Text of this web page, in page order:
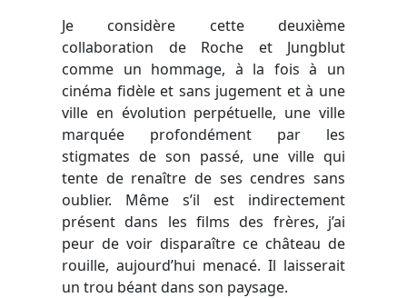
Je considère cette deuxième
collaboration de Roche et Jungblut
comme un hommage, à la fois à un
cinéma fidèle et sans jugement et à une
ville en évolution perpétuelle, une ville
marquée profondément par les
stigmates de son passé, une ville qui
tente de renaître de ses cendres sans
oublier. Même s’il est indirectement
présent dans les films des frères, j’ai
peur de voir disparaître ce château de
rouille, aujourd’hui menacé. Il laisserait
un trou béant dans son paysage.